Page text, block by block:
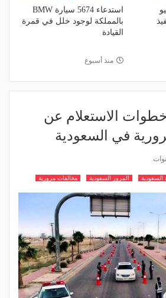
يوليو
استدعاء 5674 سيارة BMW
بالمملكة لوجود خلل في قمرة
القيادة
منذ أسبوع
الاستعلام عن
في السعودية
السعودية المرور السعودية مخالفات مرورية